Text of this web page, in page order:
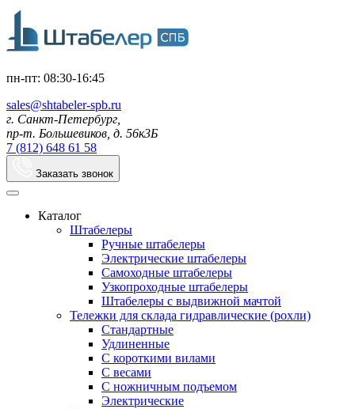
пн-пт: 08:30-16:45
sales@shtabeler-spb.ru
г. Санкт-Петербург,
пр-т. Большевиков, д. 56к3Б
7 (812) 648 61 58
Заказать звонок
Каталог
Штабелеры
Ручные штабелеры
Электрические штабелеры
Самоходные штабелеры
Узкопроходные штабелеры
Штабелеры с выдвижной мачтой
Тележки для склада гидравлические (рохли)
Стандартные
Удлиненные
С короткими вилами
С весами
С ножничным подъемом
Электрические